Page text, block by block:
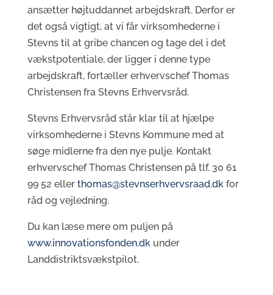
ansætter højtuddannet arbejdskraft. Derfor er
det også vigtigt, at vi får virksomhederne i
Stevns til at gribe chancen og tage del i det
vækstpotentiale, der ligger i denne type
arbejdskraft, fortæller erhvervschef Thomas
Christensen fra Stevns Erhvervsråd.
Stevns Erhvervsråd står klar til at hjælpe
virksomhederne i Stevns Kommune med at
søge midlerne fra den nye pulje. Kontakt
erhvervschef Thomas Christensen på tlf. 30 61
99 52 eller thomas@stevnserhvervsraad.dkfor
råd og vejledning.
Du kan læse mere om puljen på
www.innovationsfonden.dkunder
Landdistriktsvækstpilot.